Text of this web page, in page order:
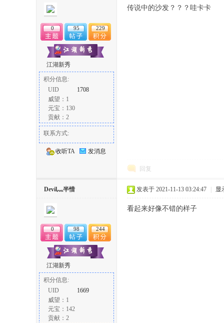
0 95 229
江湖新秀
积分信息:
UID
1708
威望：1
元宝：130
贡献：2
联系方式:
收听TA 发消息
传说中的沙发？？？哇卡卡
回复
Devil灬半惜
0 98 244
江湖新秀
积分信息:
UID
1669
威望：1
元宝：142
贡献：2
发表于 2021-11-13 03:24:47 显
看起来好像不错的样子